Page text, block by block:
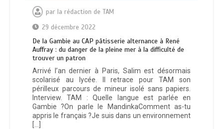
par la rédaction de TAM
29 décembre 2022
De la Gambie au CAP pâtisserie alternance à René
Auffray : du danger de la pleine mer à la difficulté de
trouver un patron
Arrivé l’an dernier à Paris, Salim est désormais
scolarisé au lycée. Il retrace pour TAM son
périlleux parcours de mineur isolé sans papiers.
Interview. TAM : Quelle langue est parlée en
Gambie ?On parle le MandinkaComment as-tu
appris le français ?Je suis dans un environnement
[…]